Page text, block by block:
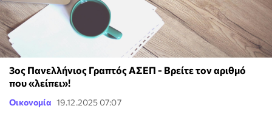
3ος Πανελλήνιος Γραπτός ΑΣΕΠ - Βρείτε τον αριθμό
που «λείπει»!
Οικονομία 19.12.2025 07:07